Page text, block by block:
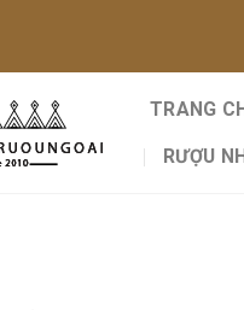
TRANG
RƯỢU